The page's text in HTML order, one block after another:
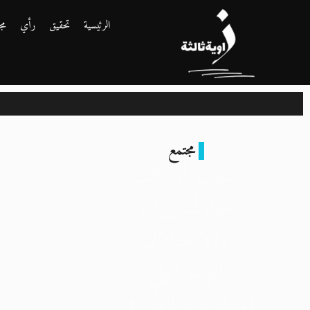
الرئيسية تحقيق رأي
مجتمع
كيف أربكت